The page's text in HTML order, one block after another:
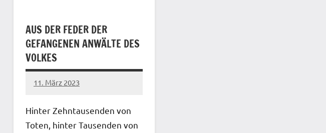
AUS DER FEDER DER
GEFANGENEN ANWÄLTE DES
VOLKES
11. März 2023
network
Hinter Zehntausenden von
Toten, hinter Tausenden von